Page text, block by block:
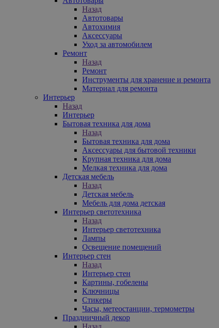
Назад
Автотовары
Автохимия
Аксессуары
Уход за автомобилем
Ремонт
Назад
Ремонт
Инструменты для хранение и ремонта
Материал для ремонта
Интерьер
Назад
Интерьер
Бытовая техника для дома
Назад
Бытовая техника для дома
Аксессуары для бытовой техники
Крупная техника для дома
Мелкая техника для дома
Детская мебель
Назад
Детская мебель
Мебель для дома детская
Интерьер светотехника
Назад
Интерьер светотехника
Лампы
Освещение помещений
Интерьер стен
Назад
Интерьер стен
Картины, гобелены
Ключницы
Стикеры
Часы, метеостанции, термометры
Праздничный декор
Назад